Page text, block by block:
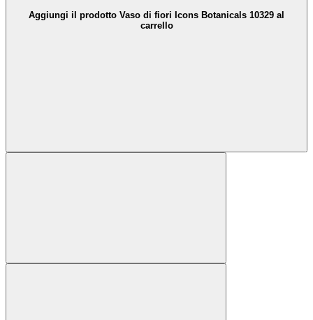
Aggiungi il prodotto Vaso di fiori Icons Botanicals 10329 al
carrello